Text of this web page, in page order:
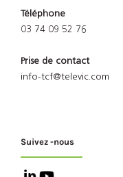
Téléphone
03 74 09 52 76
Prise de contact
info-tcf@televic.com
Suivez -nous